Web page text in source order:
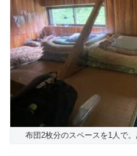
布団2枚分のスペースを1人で